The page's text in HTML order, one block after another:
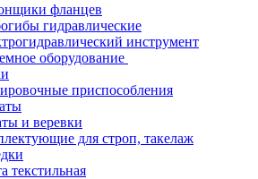
фланцев
гидравлические
инструмент
оборудование
приспособления
и веревки
для строп, такелаж
текстильная